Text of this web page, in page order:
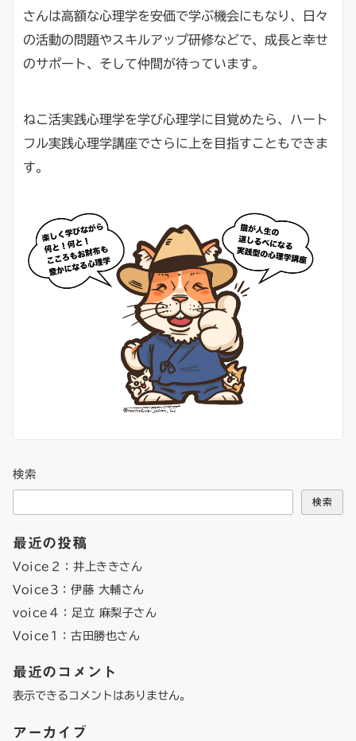
さんは高額な心理学を安価で学ぶ機会にもなり、日々
の活動の問題やスキルアップ研修などで、成長と幸せ
のサポート、そして仲間が待っています。
ねこ活実践心理学を学び心理学に目覚めたら、ハート
フル実践心理学講座でさらに上を目指すこともできま
す。
検索
検索
最近の投稿
Voice２：井上ききさん
Voice3：伊藤 大輔さん
voice４：足立 麻梨子さん
Voice1：古田勝也さん
最近のコメント
表示できるコメントはありません。
アーカイブ